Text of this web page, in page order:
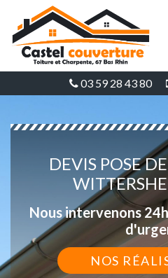
03 59 28 43 80
DEVIS POSE
Nous intervenons
NOS